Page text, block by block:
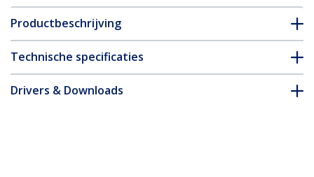
Productbeschrijving
Technische specificaties
Drivers & Downloads